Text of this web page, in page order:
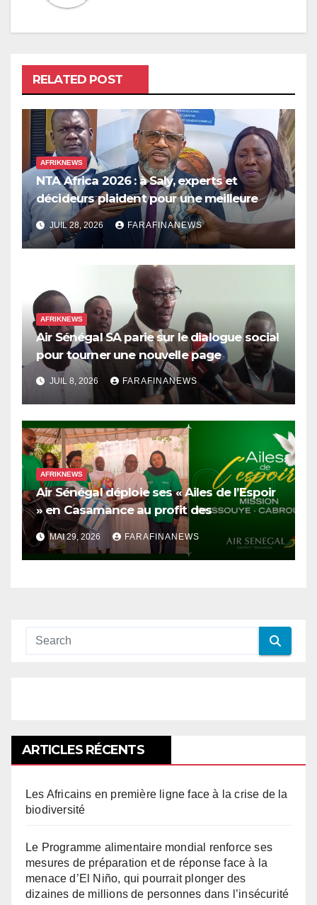
RELATED POST
AFRIKNEWS
NTA Africa 2026 : à Saly, experts et
décideurs plaident pour une meilleure
prise en compte de l’économie des soins
en Afrique
JUIL 28, 2026 FARAFINANEWS
AFRIKNEWS
Air Sénégal SA parie sur le dialogue social
pour tourner une nouvelle page
JUIL 8, 2026 FARAFINANEWS
AFRIKNEWS
Air Sénégal déploie ses « Ailes de l’Espoir
» en Casamance au profit des
orphelinats d’Oussouye et de Cabrousse
MAI 29, 2026 FARAFINANEWS
ARTICLES RÉCENTS
Les Africains en première ligne face à la crise de la
biodiversité
Le Programme alimentaire mondial renforce ses
mesures de préparation et de réponse face à la
menace d’El Niño, qui pourrait plonger des
dizaines de millions de personnes dans l’insécurité